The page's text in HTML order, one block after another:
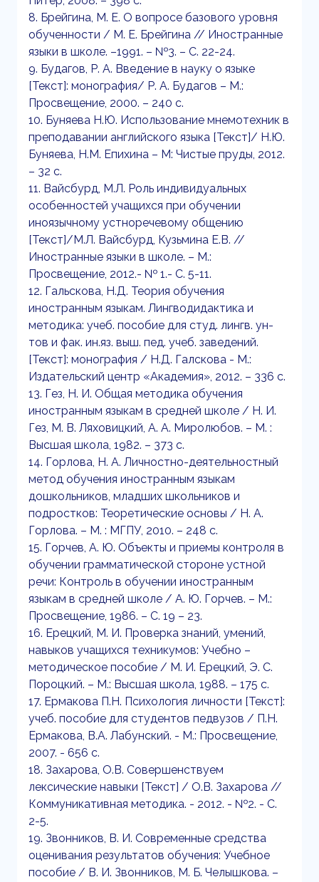
8. Брейгина, М. Е. О вопросе базового уровня
обученности / М. Е. Брейгина // Иностранные
языки в школе. –1991. – №3. – С. 22-24.
9. Будагов, Р. А. Введение в науку о языке
[Текст]: монография/ Р. А. Будагов – М.:
Просвещение, 2000. – 240 с.
10. Буняева Н.Ю. Использование мнемотехник в
преподавании английского языка [Текст]/ Н.Ю.
Буняева, Н.М. Епихина – М: Чистые пруды, 2012.
– 32 с.
11. Вайсбурд, М.Л. Роль индивидуальных
особенностей учащихся при обучении
иноязычному устноречевому общению
[Текст]/М.Л. Вайсбурд, Кузьмина Е.В. //
Иностранные языки в школе. – М.:
Просвещение, 2012.- № 1.- С. 5-11.
12. Гальскова, Н.Д. Теория обучения
иностранным языкам. Лингводидактика и
методика: учеб. пособие для студ. лингв. ун-
тов и фак. ин.яз. выш. пед. учеб. заведений.
[Текст]: монография / Н.Д. Галскова - М.:
Издательский центр «Академия», 2012. – 336 с.
13. Гез, Н. И. Общая методика обучения
иностранным языкам в средней школе / Н. И.
Гез, М. В. Ляховицкий, А. А. Миролюбов. – М. :
Высшая школа, 1982. – 373 с.
14. Горлова, Н. А. Личностно-деятельностный
метод обучения иностранным языкам
дошкольников, младших школьников и
подростков: Теоретические основы / Н. А.
Горлова. – М. : МГПУ, 2010. – 248 с.
15. Горчев, А. Ю. Объекты и приемы контроля в
обучении грамматической стороне устной
речи: Контроль в обучении иностранным
языкам в средней школе / А. Ю. Горчев. – М.:
Просвещение, 1986. – С. 19 – 23.
16. Ерецкий, М. И. Проверка знаний, умений,
навыков учащихся техникумов: Учебно –
методическое пособие / М. И. Ерецкий, Э. С.
Пороцкий. – М.: Высшая школа, 1988. – 175 с.
17. Ермакова П.Н. Психология личности [Текст]:
учеб. пособие для студентов педвузов / П.Н.
Ермакова, В.А. Лабунский. - М.: Просвещение,
2007. - 656 с.
18. Захарова, О.В. Совершенствуем
лексические навыки [Текст] / О.В. Захарова //
Коммуникативная методика. - 2012. - №2. - С.
2-5.
19. Звонников, В. И. Современные средства
оценивания результатов обучения: Учебное
пособие / В. И. Звонников, М. Б. Челышкова. –